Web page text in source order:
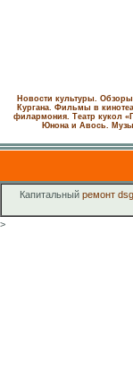
Новости культуры.
Кургана. Фильмы в
филармония. Театр кукол
Юнона и Авось.
Капитальный ремонт dsg
>